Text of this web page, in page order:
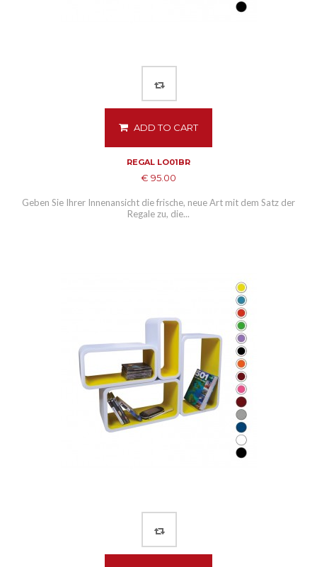
ADD TO CART
REGAL LO01BR
€ 95.00
Geben Sie Ihrer Innenansicht die frische, neue Art mit dem Satz der
Regale zu, die...